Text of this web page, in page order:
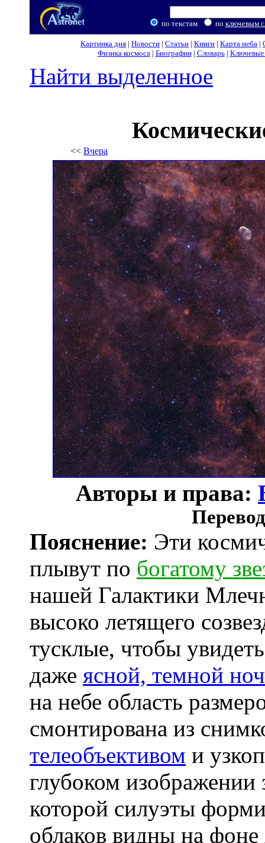
по текстам по ключевым
Картинка дня | Новости | Статьи | Книги | Карта неба |
Физика космоса| Биографии| Словарь| Ключевые
Найти выделенное
<< Вчера
Авторы и права:
Пояснение: Эти
плывут по богатому
нашей Галактики
высоко летящего
тусклые, чтобы
даже ясной, темной
на небе область
смонтирована из
телеобъективом и
глубоком изображении
которой силуэты
облаков видны на фоне